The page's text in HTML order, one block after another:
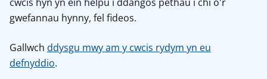
gwefannau hynny, fel fideos.
Gallwch ddysgu mwy am y cwcis rydym yn eu
defnyddio.